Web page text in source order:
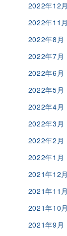
2022年12月
2022年11月
2022年8月
2022年7月
2022年6月
2022年5月
2022年4月
2022年3月
2022年2月
2022年1月
2021年12月
2021年11月
2021年10月
2021年9月